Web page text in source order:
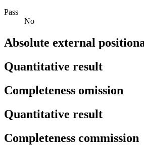
Pass
No
Absolute external
Quantitative result
Completeness omission
Quantitative result
Completeness commission